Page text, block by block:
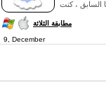
مطابقة الثلاثة
9, December